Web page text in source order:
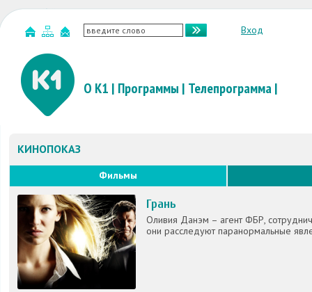
Вход
О К1 | Программы | Телепрограмма|
КИНОПОКАЗ
Фильмы
Грань
Оливия Данэм – агент ФБР,
они расследуют паранормальные